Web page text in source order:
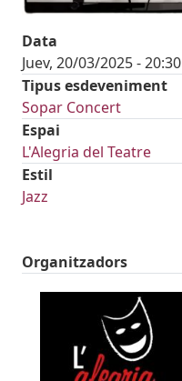
Data
Juev, 20/03/2025 - 20:30
Tipus esdeveniment
Sopar Concert
Espai
L'Alegria del Teatre
Estil
Jazz
Organitzadors